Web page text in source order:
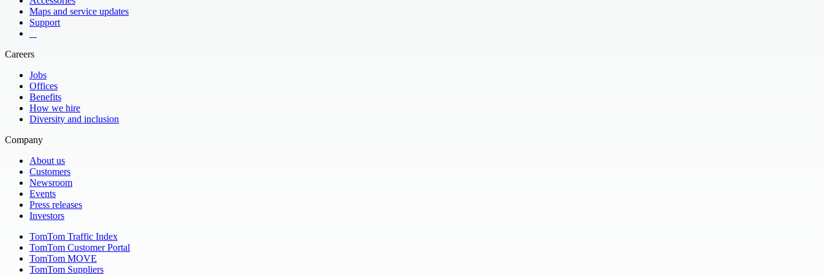
Maps and service updates
Support
Careers
Jobs
Offices
Benefits
How we hire
Diversity and inclusion
Company
About us
Customers
Newsroom
Events
Press releases
Investors
TomTom Traffic Index
TomTom Customer Portal
TomTom MOVE
TomTom Suppliers